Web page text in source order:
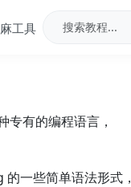
工具
有的编程语言，
一些简单语法形式，